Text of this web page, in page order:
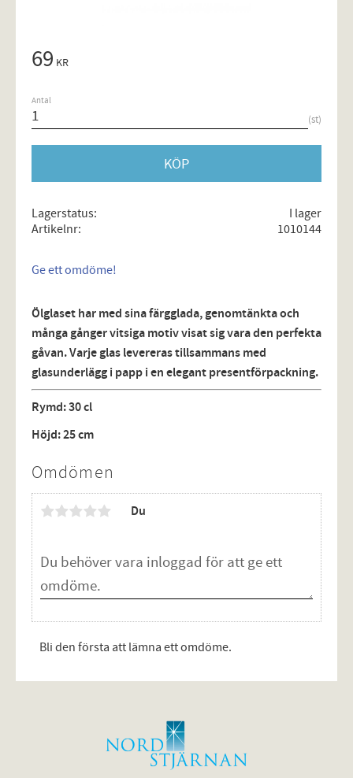
69 KR
Antal
st
KÖP
Lagerstatus
I lager
Artikelnr
1010144
Ge ett omdöme!
Ölglaset har med sina färgglada, genomtänkta och
många gånger vitsiga motiv visat sig vara den perfekta
gåvan. Varje glas levereras tillsammans med
glasunderlägg i papp i en elegant presentförpackning.
Rymd: 30 cl
Höjd: 25 cm
Omdömen
Du
Bli den första att lämna ett omdöme.